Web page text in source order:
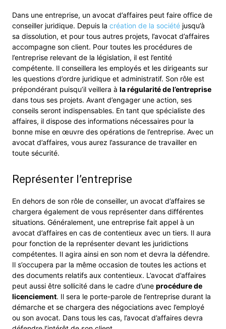
Dans une entreprise, un avocat d’affaires peut faire office de
conseiller juridique. Depuis la création de la société jusqu’à
sa dissolution, et pour tous autres projets, l’avocat d’affaires
accompagne son client. Pour toutes les procédures de
l’entreprise relevant de la législation, il est l’entité
compétente. Il conseillera les employés et les dirigeants sur
les questions d’ordre juridique et administratif. Son rôle est
prépondérant puisqu’il veillera à la régularité de l’entreprise
dans tous ses projets. Avant d’engager une action, ses
conseils seront indispensables. En tant que spécialiste des
affaires, il dispose des informations nécessaires pour la
bonne mise en œuvre des opérations de l’entreprise. Avec un
avocat d’affaires, vous aurez l’assurance de travailler en
toute sécurité.
Représenter l’entreprise
En dehors de son rôle de conseiller, un avocat d’affaires se
chargera également de vous représenter dans différentes
situations. Généralement, une entreprise fait appel à un
avocat d’affaires en cas de contentieux avec un tiers. Il aura
pour fonction de la représenter devant les juridictions
compétentes. Il agira ainsi en son nom et devra la défendre.
Il s’occupera par la même occasion de toutes les actions et
des documents relatifs aux contentieux. L’avocat d’affaires
peut aussi être sollicité dans le cadre d’une procédure de
licenciement. Il sera le porte-parole de l’entreprise durant la
démarche et se chargera des négociations avec l’employé
ou son avocat. Dans tous les cas, l’avocat d’affaires devra